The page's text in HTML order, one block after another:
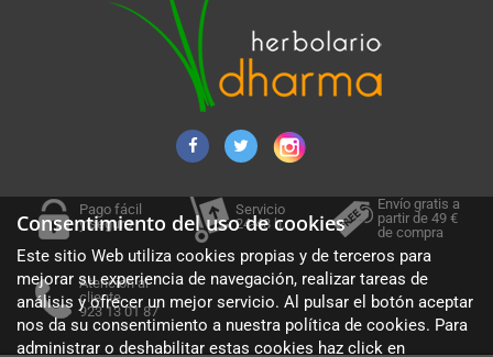
Pago fácil
y seguro
Servicio
24-48 h.
Envío gratis a
partir de 49 €
de compra
Atención al
cliente
923 13 01 87
Consentimiento del uso de cookies
Este sitio Web utiliza cookies propias y de terceros para
mejorar su experiencia de navegación, realizar tareas de
análisis y ofrecer un mejor servicio. Al pulsar el botón aceptar
nos da su consentimiento a nuestra política de cookies. Para
administrar o deshabilitar estas cookies haz click en